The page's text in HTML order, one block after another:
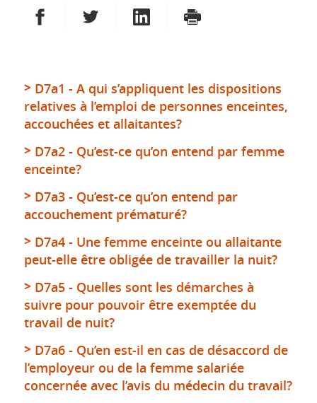
PARTAGER SUR FACEBOOK
PARTAGER SUR TWITTER
PARTAGER SUR LINKEDIN
IMPRIMER
D7a1 - A qui s’appliquent les dispositions
relatives à l’emploi de personnes enceintes,
accouchées et allaitantes?
D7a2 - Qu’est-ce qu’on entend par femme
enceinte?
D7a3 - Qu’est-ce qu’on entend par
accouchement prématuré?
D7a4 - Une femme enceinte ou allaitante
peut-elle être obligée de travailler la nuit?
D7a5 - Quelles sont les démarches à
suivre pour pouvoir être exemptée du
travail de nuit?
D7a6 - Qu’en est-il en cas de désaccord de
l’employeur ou de la femme salariée
concernée avec l’avis du médecin du travail?